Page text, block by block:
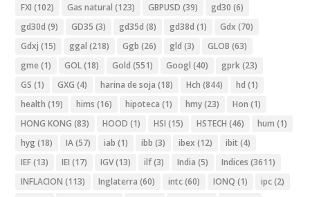
FXI (102) Gas natural (123) GBPUSD (39) gd30 (6)
gd30d (9) GD35 (3) gd35d (8) gd38d (1) Gdx (70)
Gdxj (15) ggal (218) Ggb (26) gld (3) GLOB (63)
gme (1) GOL(18) Gold (551) Googl (40) gprk(23)
GS (1) GXG (4) harina de soja (18) Hch (844) hd (1)
health (19) hims (16) hipoteca (1) hmy(23) Hon (1)
HONG KONG (83) HOOD (1) HSI (15) HSTECH (46) hum (1)
hyg (18) IA(57) iab (1) ibb (3) ibex (12) ibit (4)
IEF(13) IEI (17) IGV(13) ilf(3) India (5) Indices (3611)
INFLACION (113) Inglaterra (60) intc(60) IONQ (1) ipc(2)